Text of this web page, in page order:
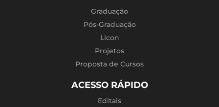
Graduação
Pós-Graduação
Licon
Projetos
Proposta de Cursos
ACESSO RÁPIDO
Editais